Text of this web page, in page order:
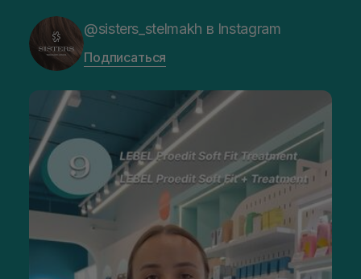
@sisters_stelmakh в Instagram
Подписаться